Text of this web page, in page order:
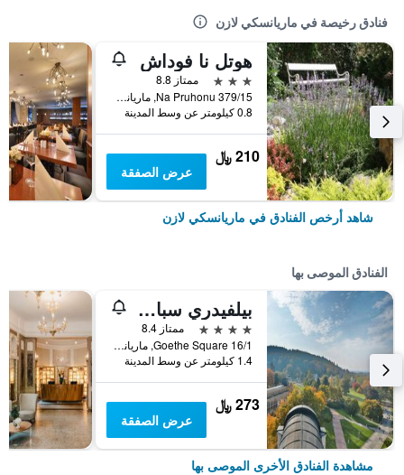
فنادق رخيصة في ماريانسكي لازن
هوتل نا فوداش
3 نجوم
ممتاز 8.8
Na Pruhonu 379/15, ماريانسكي لازن, منطقة كارلوفي فاري, جمهورية التشيك
0.8 كيلومتر عن وسط المدينة
210 ﷼
عرض الصفقة
شاهد أرخص الفنادق في ماريانسكي لازن
الفنادق الموصى بها
بيلفيدري سبا آند ويلنيس
4 نجوم
ممتاز 8.4
Goethe Square 16/1, ماريانسكي لازن, منطقة كارلوفي فاري, جمهورية التشيك
1.4 كيلومتر عن وسط المدينة
273 ﷼
عرض الصفقة
مشاهدة الفنادق الأخرى الموصى بها